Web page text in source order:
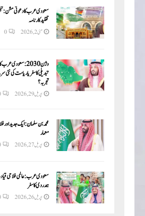
سعودی عرب کا دعوتی مشن:
تقلید کارنامہ
مئی 2, 2026 0
وژن 2030:سعودی
تبدیلی کا سفر یا ریاست کی نئی
تجربہ؟
اپریل 29, 2026
محمد بن سلمان: ایک جدید
معمار
اپریل 27, 2026
سعودی عرب: عالمی فلاحی
ہمدردی کا سفر
اپریل 26, 2026